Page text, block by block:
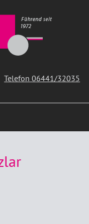
Telefon 06441/32035